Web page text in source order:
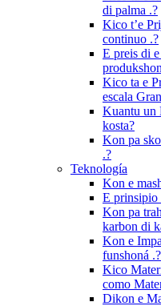
di palma .?
Kico t’e
continuo .?
E preis di
Kico ta e
escala
Kuantu un
kosta?
Kon pa
.?
Teknología
Kon e
E prinsipio
Kon pa
karbon di
Kon e
funshoná .?
Kico
como
Dikon e